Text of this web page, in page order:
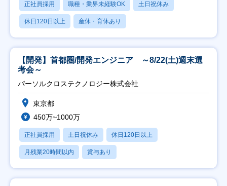
正社員採用 職種・業界未経験OK 土日祝休み
休日120日以上 産休・育休あり
【開発】首都圏/開発エンジニア ～8/22(土)週末選
考会～
パーソルクロステクノロジー株式会社
東京都
450万~1000万
正社員採用 土日祝休み 休日120日以上
月残業20時間以内 賞与あり